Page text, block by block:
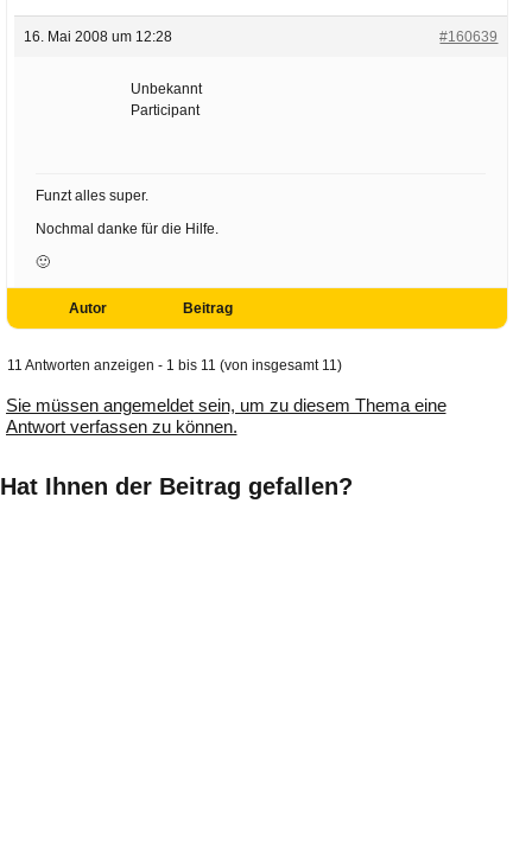
16. Mai 2008 um 12:28 #160639
Unbekannt
Participant
Funzt alles super.
Nochmal danke für die Hilfe.
🙂
Autor Beitrag
11 Antworten anzeigen - 1 bis 11 (von insgesamt 11)
Sie müssen angemeldet sein, um zu diesem Thema eine
Antwort verfassen zu können.
Hat Ihnen der Beitrag gefallen?